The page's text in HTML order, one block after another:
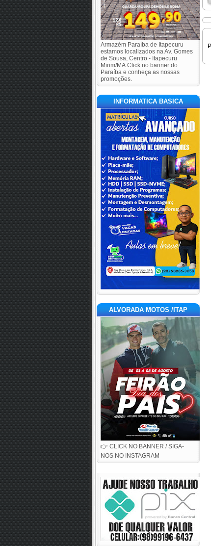
Armazém Paraíba de Itapecuru
estamos localizados na Av. Gomes
de Sousa, Centro - Itapecuru
Mirim/MA.Click no banner do
Paraíba e conheça as nossas
promoções.
INFORMATICA BASICA
ALVORADA MOTOS /ITAP
👉 CLICK NO BANNER / SIGA-
NOS NO INSTAGRAM